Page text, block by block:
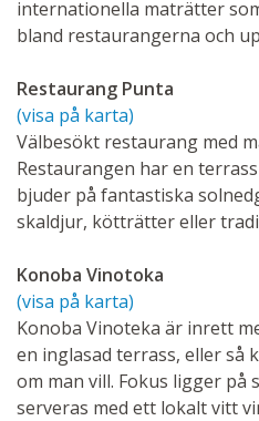
internationella maträtter
bland restaurangerna och
Restaurang Punta
(visa på karta)
Välbesökt restaurang med
Restaurangen har en
bjuder på fantastiska
skaldjur, kötträtter eller
Konoba Vinotoka
(visa på karta)
Konoba Vinoteka är inrett
en inglasad terrass, eller så
om man vill. Fokus ligger på
serveras med ett lokalt vitt